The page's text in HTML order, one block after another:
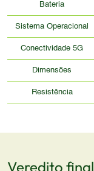
Bateria
Sistema Operacional
Conectividade 5G
Dimensões
Resistência
Veredito final